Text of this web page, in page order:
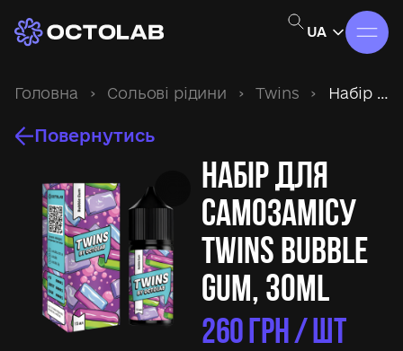
UA
Головна › Сольові рідини › Twins › Набір для самозамісу Twins Bubble Gum, 30ml
Повернутись
Набір для
самозамісу
Twins Bubble
Gum, 30ml
260ГРН / ШТ